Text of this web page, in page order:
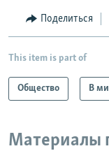
Поделиться
This item is part of
Общество В
Материалы